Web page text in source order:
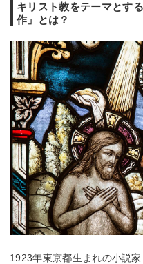
キリスト教をテーマとす
作」とは？
1923年東京都生まれの小説